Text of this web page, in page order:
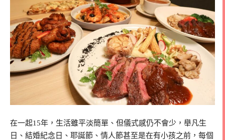
在一起15年，生活雖平淡簡單、但儀式感仍不會少，舉凡生
日、結婚紀念日、耶誕節、情人節甚至是在有小孩之前，每個